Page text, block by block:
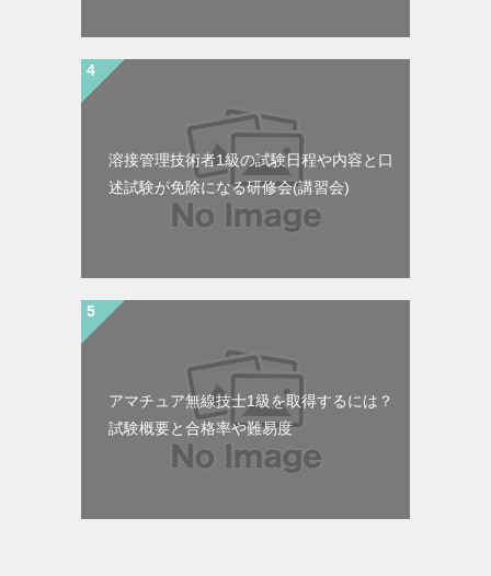
溶接管理技術者1級の試験日程や内容と口
述試験が免除になる研修会(講習会)
アマチュア無線技士1級を取得するには？
試験概要と合格率や難易度